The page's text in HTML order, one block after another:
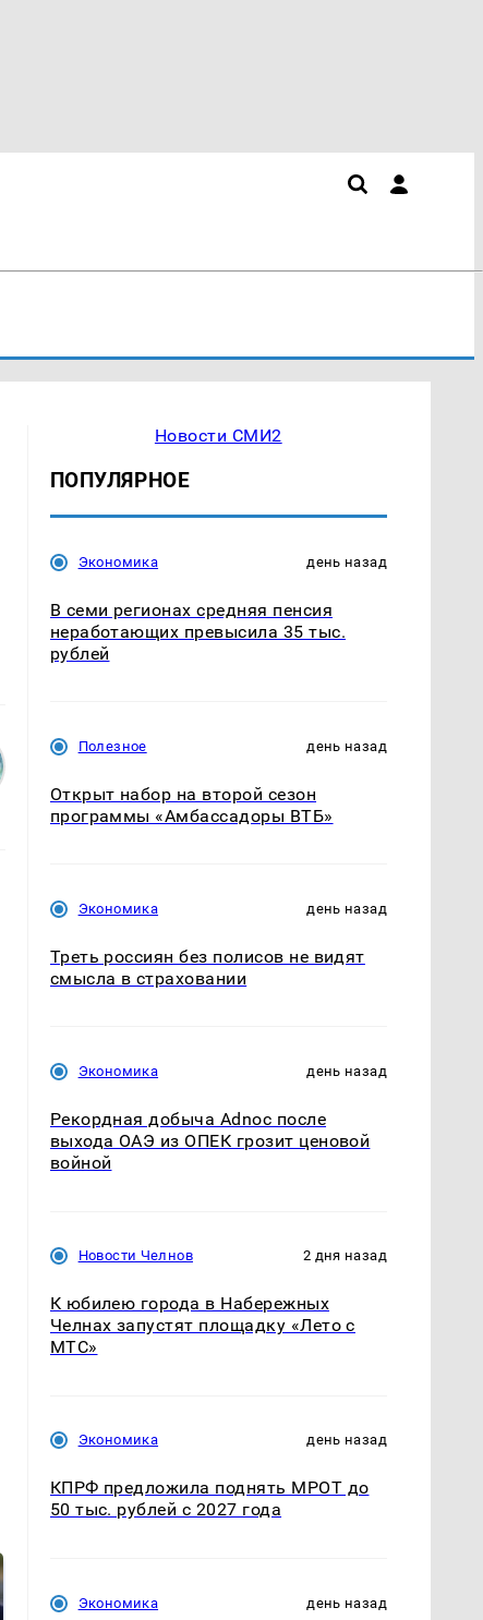
Новости СМИ2
ПОПУЛЯРНОЕ
Экономика день назад
В семи регионах средняя пенсия
неработающих превысила 35 тыс.
рублей
Полезное день назад
Открыт набор на второй сезон
программы «Амбассадоры ВТБ»
Экономика день назад
Треть россиян без полисов не видят
смысла в страховании
Экономика день назад
Рекордная добыча Adnoc после
выхода ОАЭ из ОПЕК грозит ценовой
войной
Новости Челнов 2 дня назад
К юбилею города в Набережных
Челнах запустят площадку «Лето с
МТС»
Экономика день назад
КПРФ предложила поднять МРОТ до
50 тыс. рублей с 2027 года
Экономика день назад